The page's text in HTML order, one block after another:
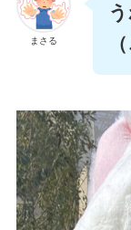
まさる